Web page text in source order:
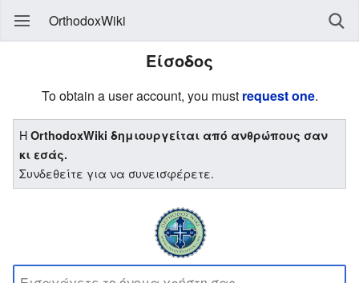
OrthodoxWiki
Είσοδος
To obtain a user account, you must request one.
ΗOrthodoxWiki δημιουργείται από ανθρώπους σαν
κι εσάς.
Συνδεθείτε για να συνεισφέρετε.